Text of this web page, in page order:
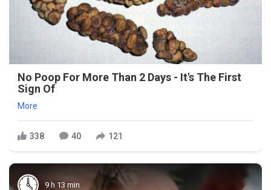
No Poop For More Than 2 Days - It's The First
Sign Of
More
338 40 121
9 h 13 min